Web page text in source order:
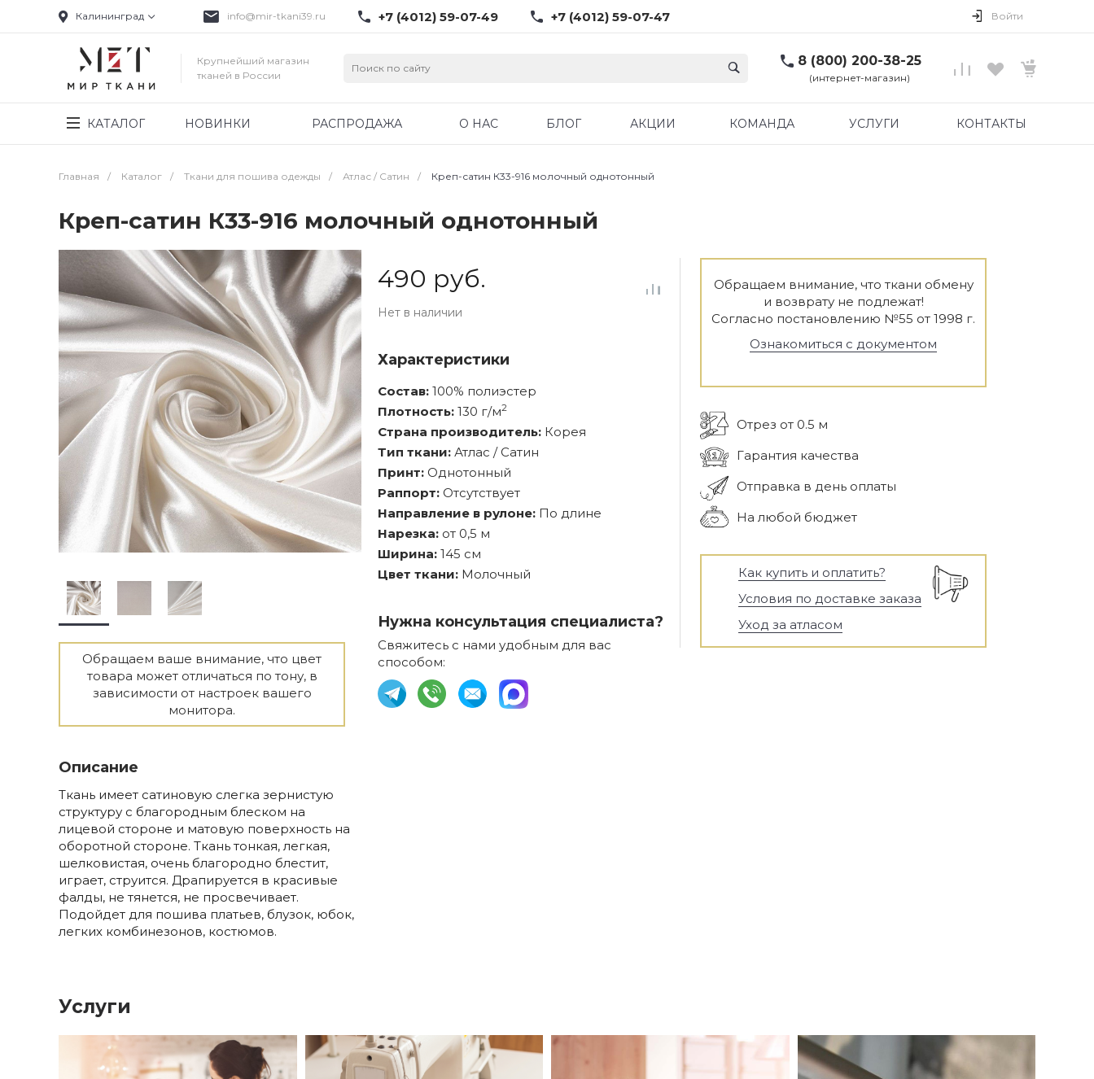
Калининград info@mir-tkani39.ru +7 (4012) 59-07-49 +7 (4012) 59-07-47 Войти
Крупнейший магазин
тканей в России
8 (800) 200-38-25
(интернет-магазин)
КАТАЛОГ НОВИНКИ РАСПРОДАЖА О НАС БЛОГ АКЦИИ КОМАНДА УСЛУГИ КОНТАКТЫ
Главная / Каталог / Ткани для пошива одежды / Атлас / Cатин / Креп-сатин К33-916 молочный однотонный
Креп-сатин К33-916 молочный однотонный
Обращаем ваше внимание, что цвет
товара может отличаться по тону, в
зависимости от настроек вашего
монитора.
Описание
Ткань имеет сатиновую слегка зернистую
структуру с благородным блеском на
лицевой стороне и матовую поверхность на
оборотной стороне. Ткань тонкая, легкая,
шелковистая, очень благородно блестит,
играет, струится. Драпируется в красивые
фалды, не тянется, не просвечивает.
Подойдет для пошива платьев, блузок, юбок,
легких комбинезонов, костюмов.
490 руб.
Нет в наличии
Характеристики
Состав: 100% полиэстер
Плотность: 130 г/м2
Страна производитель: Корея
Тип ткани: Атлас / Сатин
Принт: Однотонный
Раппорт: Отсутствует
Направление в рулоне: По длине
Нарезка: от 0,5 м
Ширина: 145 см
Цвет ткани: Молочный
Нужна консультация специалиста?
Свяжитесь с нами удобным для вас
способом:
Обращаем внимание, что ткани обмену
и возврату не подлежат!
Согласно постановлению №55 от 1998 г.
Ознакомиться с документом
Отрез от 0.5 м
Гарантия качества
Отправка в день оплаты
На любой бюджет
Как купить и оплатить?
Условия по доставке заказа
Уход за атласом
Услуги